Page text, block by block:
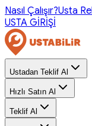
Nasıl Çalışır?Usta
USTA GİRİŞİ
Ustadan Teklif Al
Hızlı Satın Al
Teklif Al